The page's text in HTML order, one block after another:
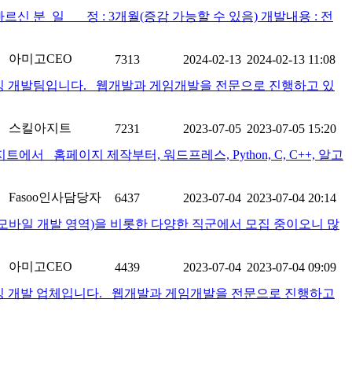
신 분 일 정 : 3개월(증감 가능할 수 있음) 개발내용 : 전
아미고CEO 7313 2024-02-13 2024-02-13 11:08
개발팀입니다. 웹개발과 게임개발을 전문으로 진행하고 있
스킬아지트 7231 2023-07-05 2023-07-05 15:20
에서 홈페이지 제작부터, 워드프레스, Python, C, C++, 알고
Fasoo인사담당자 6437 2023-07-04 2023-07-04 20:14
바일 개발 영역)을 비롯한 다양한 직군에서 모집 중이오니 많
아미고CEO 4439 2023-07-04 2023-07-04 09:09
개발 업체입니다. 웹개발과 게임개발을 전문으로 진행하고